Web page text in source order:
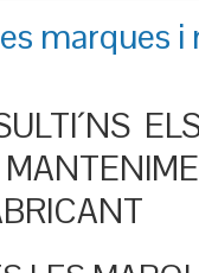
marques i